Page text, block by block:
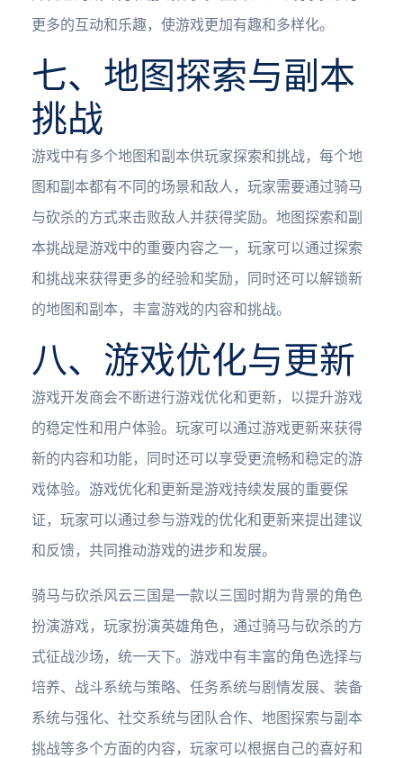
更多的互动和乐趣，使游戏更加有趣和多样化。
七、地图探索与副本
挑战
游戏中有多个地图和副本供玩家探索和挑战，每个地
图和副本都有不同的场景和敌人，玩家需要通过骑马
与砍杀的方式来击败敌人并获得奖励。地图探索和副
本挑战是游戏中的重要内容之一，玩家可以通过探索
和挑战来获得更多的经验和奖励，同时还可以解锁新
的地图和副本，丰富游戏的内容和挑战。
八、游戏优化与更新
游戏开发商会不断进行游戏优化和更新，以提升游戏
的稳定性和用户体验。玩家可以通过游戏更新来获得
新的内容和功能，同时还可以享受更流畅和稳定的游
戏体验。游戏优化和更新是游戏持续发展的重要保
证，玩家可以通过参与游戏的优化和更新来提出建议
和反馈，共同推动游戏的进步和发展。
骑马与砍杀风云三国是一款以三国时期为背景的角色
扮演游戏，玩家扮演英雄角色，通过骑马与砍杀的方
式征战沙场，统一天下。游戏中有丰富的角色选择与
培养、战斗系统与策略、任务系统与剧情发展、装备
系统与强化、社交系统与团队合作、地图探索与副本
挑战等多个方面的内容，玩家可以根据自己的喜好和